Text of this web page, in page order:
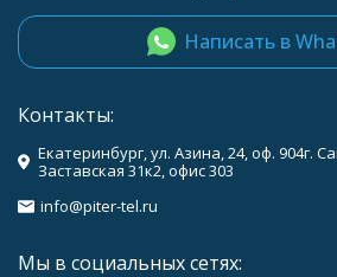
Написать в
Контакты:
Екатеринбург, ул. Азина, 24, оф. 904г.
Заставская 31к2, офис 303
info@piter-tel.ru
Мы в социальных сетях: